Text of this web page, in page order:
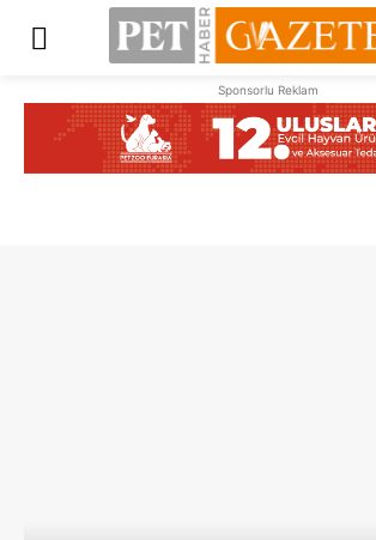
Sponsorlu Reklam